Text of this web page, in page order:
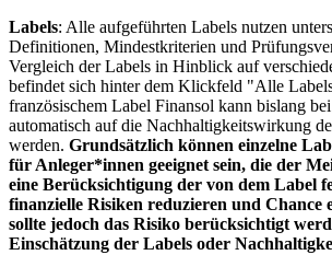
Labels: Alle aufgeführten Labels nutzen
Definitionen, Mindestkriterien und
Vergleich der Labels in Hinblick auf
befindet sich hinter dem Klickfeld "Alle
französischem Label Finansol kann bislang
automatisch auf die Nachhaltigkeitswirkung
werden. Grundsätzlich können einzelne
für Anleger*innen geeignet sein, die der
eine Berücksichtigung der von dem Label
finanzielle Risiken reduzieren und Chance
sollte jedoch das Risiko berücksichtigt
Einschätzung der Labels oder